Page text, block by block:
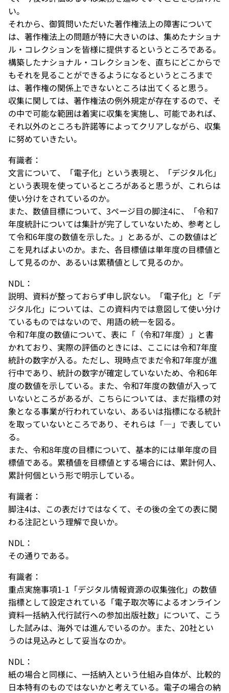
い。
それから、御質問いただいた著作権法上の障害について
は、著作権法上の問題が特に大きいのは、集めたナショナ
ル・コレクションを皆様に提供するというところである。
構築したナショナル・コレクションを、直ちにどこからで
もそれを見ることができるようになるというところまで
は、著作権の関係上できないところは出てくると思う。
収集に関しては、著作権法の例外規定が存在するので、そ
の中で可能な範囲は着実に収集を実施し、可能であれば、
それ以外のところも許諾等によってクリアしながら、収集
に努めていきたい。
有識者：
文言について、「電子化」という表現と、「デジタル化」
という表現を使っているところがあると思うが、これらは
使い分けをされているのか。
また、数値目標について、3ページ目の脚注4に、「令和7
年度統計については集計が完了していないため、参考とし
て令和6年度の数値を示した。」とあるが、この数値はど
こを見ればよいのか。また、各目標値は単年度の目標値と
して見るのか、あるいは累積値として見るのか。
NDL：
説明、資料が整っておらず申し訳ない。「電子化」と「デ
ジタル化」については、この資料内では意図して使い分け
ているものではないので、用語の統一を図る。
令和7年度の数値について、表に「（令和7年度）」と書
かれており、実際の評価のときには、ここには令和7年度
統計の数字が入る。ただし、現時点でまだ令和7年度が進
行中であり、統計の数字が確定していないため、令和6年
度の数値を示している。また、令和7年度の数値が入って
いないところがあるが、こちらについては、まだ指標の対
象となる事業が行われていない、あるいは指標になる統計
を取っていないところであり、それらは「―」で表してい
る。
また、令和8年度の目標について、基本的には単年度の目
標値である。累積値を目標値とする場合には、累計何人、
累計何個という形で明示している。
有識者：
脚注4は、この表だけではなくて、その後の全ての表に関
わる注記という理解で良いか。
NDL：
その通りである。
有識者：
重点実施事項1-1「デジタル情報資源の収集強化」の数値
指標として設定されている「電子取次等によるオンライン
資料一括納入代行試行への参加出版社数」について、こう
した試みは、海外では進んでいるのか。また、20社とい
うのは見込みとして妥当なのか。
NDL：
紙の場合と同様に、一括納入という仕組み自体が、比較的
日本特有のものではないかと考えている。電子の場合の納